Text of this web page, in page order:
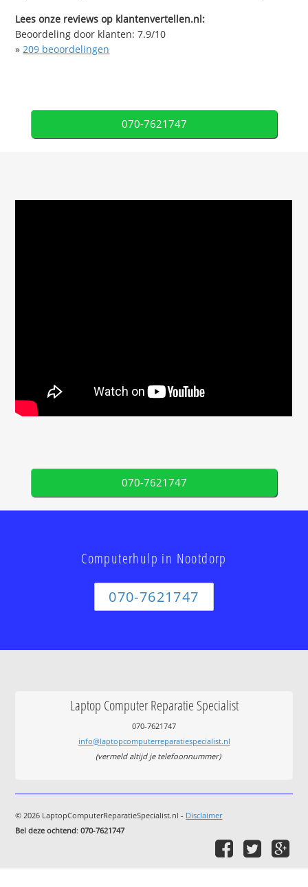
Lees onze reviews op klantenvertellen.nl:
Beoordeling door klanten:7.9/10
»209 beoordelingen
070-7621747
070-7621747
Computerhulp in Nootdorp
070-7621747
Laptop Computer Reparatie Specialist
070-7621747
info@laptopcomputerreparatiespecialist.nl
(vermeld altijd je telefoonnummer)
© 2026 LaptopComputerReparatieSpecialist.nl - Disclaimer
Bel deze ochtend:070-7621747